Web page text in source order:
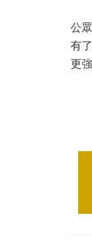
公
有
更